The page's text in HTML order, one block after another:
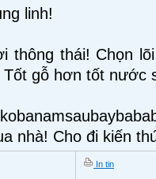
linh!
thông thái! Chọn
Tốt gỗ hơn tốt nước
nhà! Cho đi kiến
In tin